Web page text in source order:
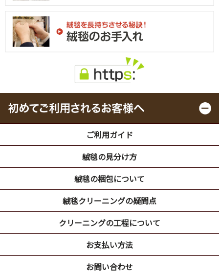
ご利用ガイド
絨毯の見分け方
絨毯の梱包について
絨毯クリーニングの疑問点
クリーニングの工程について
お支払い方法
お問い合わせ